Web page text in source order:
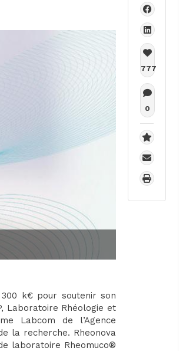
k€ pour soutenir son
Laboratoire Rhéologie et
Labcom de l’Agence
la recherche. Rheonova
laboratoire Rheomuco®
777
0